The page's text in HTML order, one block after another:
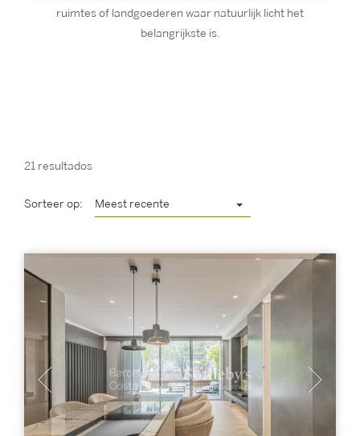
ruimtes of landgoederen waar natuurlijk licht het
belangrijkste is.
21 resultados
Sorteer op: Meest recente